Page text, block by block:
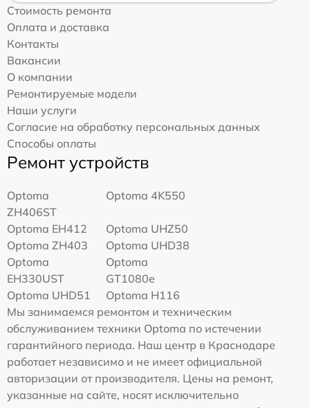
Стоимость ремонта
Оплата и доставка
Контакты
Вакансии
О компании
Ремонтируемые модели
Наши услуги
Согласие на обработку персональных данных
Способы оплаты
Ремонт устройств
Optoma
ZH406ST
Optoma 4K550
Optoma EH412
Optoma UHZ50
Optoma ZH403
Optoma UHD38
Optoma
EH330UST
Optoma
GT1080e
Optoma UHD51
Optoma H116
Мы занимаемся ремонтом и техническим
обслуживанием техники Optoma по истечении
гарантийного периода. Наш центр в Краснодаре
работает независимо и не имеет официальной
авторизации от производителя. Цены на ремонт,
указанные на сайте, носят исключительно